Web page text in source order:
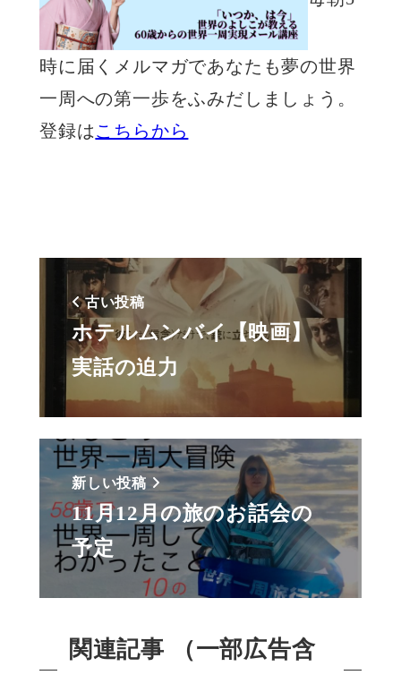
時に届くメルマガであなたも夢の世界
一周への第一歩をふみだしましょう。
登録はこちらから
古い投稿
ホテルムンバイ【映画】
実話の迫力
新しい投稿
11月12月の旅のお話会の
予定
関連記事 （一部広告含